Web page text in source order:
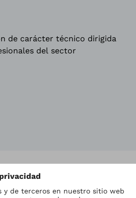
de carácter técnico dirigida
del sector